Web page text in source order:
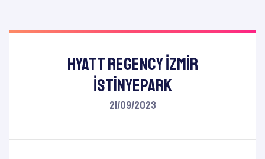
Hyatt Regency İzmir
İstinyePark
21/09/2023